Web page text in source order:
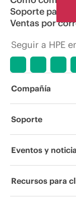
Soporte para
Ventas por
Seguir a HPE
Compañía
Acerca de HPE
Responsabilidad
Soporte
Servicios de
Eventos y
Eventos
Recursos para